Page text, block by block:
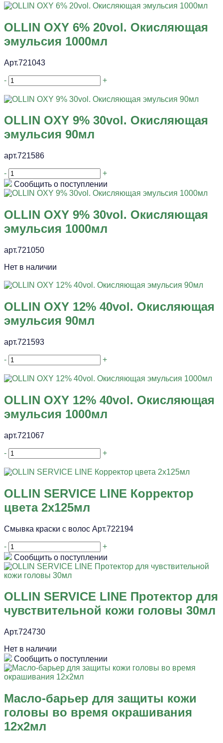
OLLIN OXY 6% 20vol. Окисляющая
эмульсия 1000мл
Арт.721043
- +
OLLIN OXY 9% 30vol. Окисляющая
эмульсия 90мл
арт.721586
-
+
Сообщить о поступлении
OLLIN OXY 9% 30vol. Окисляющая
эмульсия 1000мл
арт.721050
Нет в наличии
OLLIN OXY 12% 40vol. Окисляющая
эмульсия 90мл
арт.721593
- +
OLLIN OXY 12% 40vol. Окисляющая
эмульсия 1000мл
арт.721067
- +
OLLIN SERVICE LINE Корректор
цвета 2х125мл
Смывка краски с волос Арт.722194
-
+
Сообщить о поступлении
OLLIN SERVICE LINE Протектор для
чувствительной кожи головы 30мл
Арт.724730
Нет в наличии
Сообщить о поступлении
Масло-барьер для защиты кожи
головы во время окрашивания
12х2мл